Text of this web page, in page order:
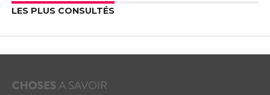
LES PLUS CONSULTÉS